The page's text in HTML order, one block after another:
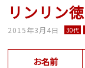
リンリン
2015年3月4日 30代
お名前